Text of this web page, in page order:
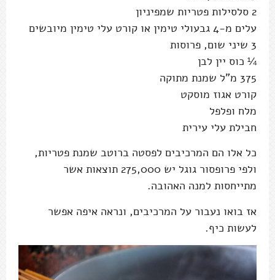
2 סלסילות פטריות שמפיניון
עלים מ-4 גבעולי טימין או קורט עלי טימין מיובשים
3 שיני שום, פרוסות
¼ כוס יין לבן
375 מ"ל שמנת מתוקה
קורט אגוז מוסקט
מלח ופלפל
חבילת עלי עירית
כל אלו הם המרכיבים לפסטה ברוטב שמנת פטריות,
ולפי פרופסור גוגל יש 275,000 תוצאות אשר
מתייחסות למנה האהובה.
אז בואו נעבור על המרכיבים, ונראה איפה אפשר
לעשות כיף.